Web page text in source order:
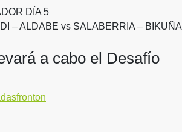
DÍA 5
– ALDABE vs SALABERRIA – BIKUÑA
a cabo el Desafío